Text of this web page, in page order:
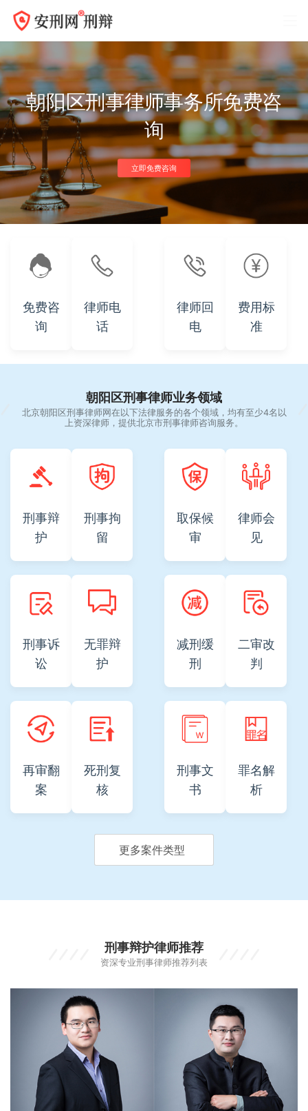
朝阳区刑事律师事务所免费咨
询
立即免费咨询
免费咨
询
律师电
话
律师回
电
费用标
准
朝阳区刑事律师业务领域
北京朝阳区刑事律师网在以下法律服务的各个领域，均有至少4名以
上资深律师，提供北京市刑事律师咨询服务。
刑事辩
护
刑事拘
留
取保候
审
律师会
见
刑事诉
讼
无罪辩
护
减刑缓
刑
二审改
判
再审翻
案
死刑复
核
刑事文
书
罪名解
析
更多案件类型
刑事辩护律师推荐
资深专业刑事律师推荐列表